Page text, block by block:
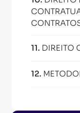
11. DIREITO
12.